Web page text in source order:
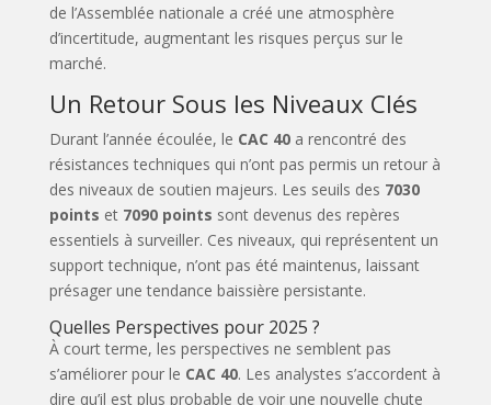
de l’Assemblée nationale a créé une atmosphère
d’incertitude, augmentant les risques perçus sur le
marché.
Un Retour Sous les Niveaux Clés
Durant l’année écoulée, le CAC 40a rencontré des
résistances techniques qui n’ont pas permis un retour à
des niveaux de soutien majeurs. Les seuils des 7030
points et 7090 points sont devenus des repères
essentiels à surveiller. Ces niveaux, qui représentent un
support technique, n’ont pas été maintenus, laissant
présager une tendance baissière persistante.
Quelles Perspectives pour 2025 ?
À court terme, les perspectives ne semblent pas
s’améliorer pour le CAC 40. Les analystes s’accordent à
dire qu’il est plus probable de voir une nouvelle chute